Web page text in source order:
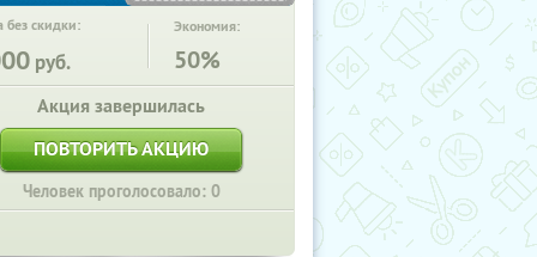
без скидки:
руб.
Экономия:
50%
Акция завершилась
ПОВТОРИТЬ АКЦИЮ
Человек проголосовало: 0